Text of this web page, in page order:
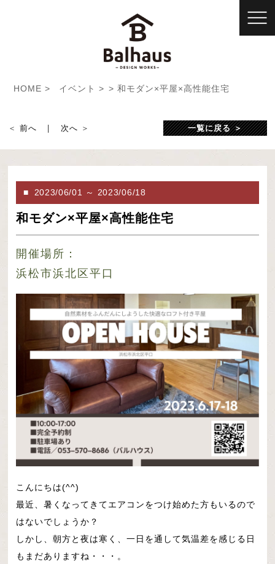
HOME イベント 和モダン×平屋×高性能住宅
前へ 次へ 一覧に戻る
2023/06/01 ～ 2023/06/18
和モダン×平屋×高性能住宅
開催場所：
浜松市浜北区平口
こんにちは(^^)
最近、暑くなってきてエアコンをつけ始めた方もいるので
はないでしょうか？
しかし、朝方と夜は寒く、一日を通して気温差を感じる日
もまだありますね・・・。